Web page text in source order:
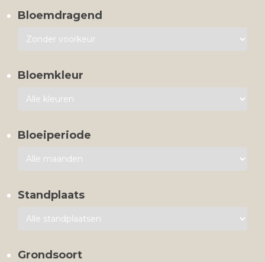
Bloemdragend
Bloemkleur
Bloeiperiode
Standplaats
Grondsoort